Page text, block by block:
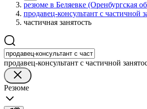
резюме в Беляевке (Оренбургская
продавец-консультант с частичной
частичная занятость
продавец-консультант с частичной
Резюме